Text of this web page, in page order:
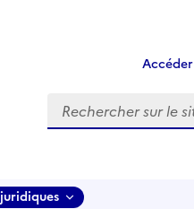
Recherche